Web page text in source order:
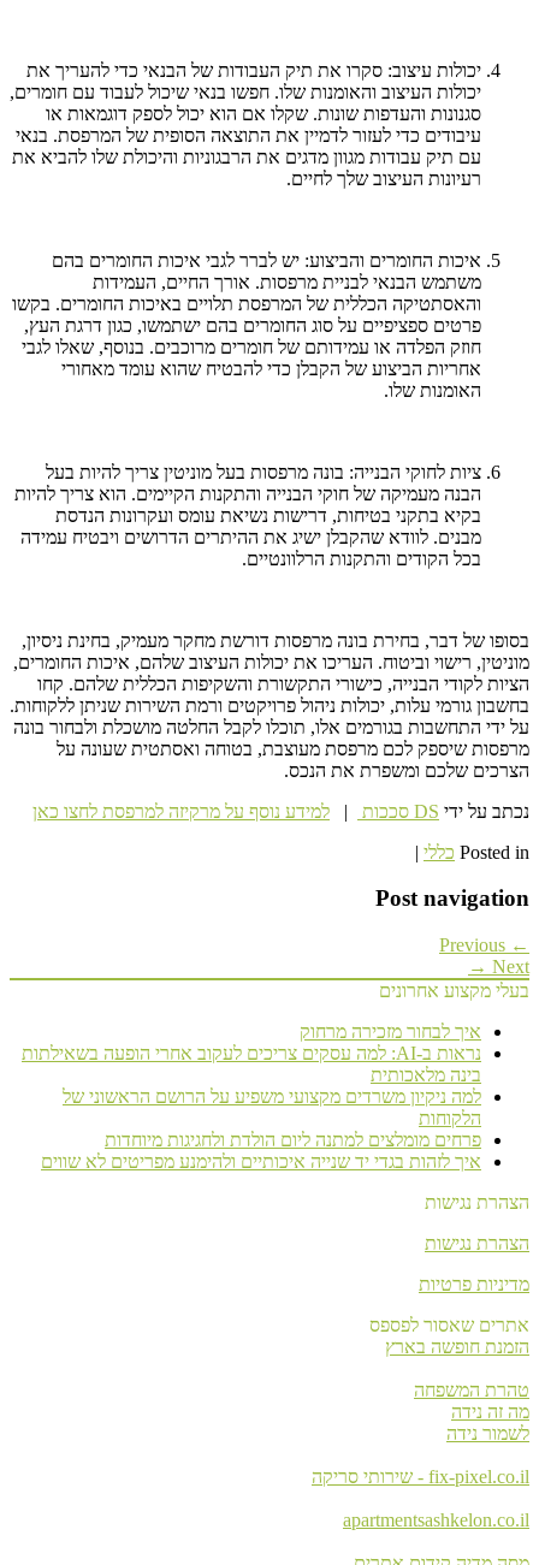
יכולות עיצוב: סקרו את תיק העבודות של הבנאי כדי להעריך את
יכולות העיצוב והאומנות שלו. חפשו בנאי שיכול לעבוד עם חומרים,
סגנונות והעדפות שונות. שקלו אם הוא יכול לספק דוגמאות או
עיבודים כדי לעזור לדמיין את התוצאה הסופית של המרפסת. בנאי
עם תיק עבודות מגוון מדגים את הרבגוניות והיכולת שלו להביא את
רעיונות העיצוב שלך לחיים.
איכות החומרים והביצוע: יש לברר לגבי איכות החומרים בהם
משתמש הבנאי לבניית מרפסות. אורך החיים, העמידות
והאסתטיקה הכללית של המרפסת תלויים באיכות החומרים. בקשו
פרטים ספציפיים על סוג החומרים בהם ישתמשו, כגון דרגת העץ,
חוזק הפלדה או עמידותם של חומרים מרוכבים. בנוסף, שאלו לגבי
אחריות הביצוע של הקבלן כדי להבטיח שהוא עומד מאחורי
האומנות שלו.
ציות לחוקי הבנייה: בונה מרפסות בעל מוניטין צריך להיות בעל
הבנה מעמיקה של חוקי הבנייה והתקנות הקיימים. הוא צריך להיות
בקיא בתקני בטיחות, דרישות נשיאת עומס ועקרונות הנדסת
מבנים. לוודא שהקבלן ישיג את ההיתרים הדרושים ויבטיח עמידה
בכל הקודים והתקנות הרלוונטיים.
בסופו של דבר, בחירת בונה מרפסות דורשת מחקר מעמיק, בחינת ניסיון,
מוניטין, רישוי וביטוח. העריכו את יכולות העיצוב שלהם, איכות החומרים,
הציות לקודי הבנייה, כישורי התקשורת והשקיפות הכללית שלהם. קחו
בחשבון גורמי עלות, יכולות ניהול פרויקטים ורמת השירות שניתן ללקוחות.
על ידי התחשבות בגורמים אלו, תוכלו לקבל החלטה מושכלת ולבחור בונה
מרפסות שיספק לכם מרפסת מעוצבת, בטוחה ואסתטית שעונה על
הצרכים שלכם ומשפרת את הנכס.
נכתב על ידי DS סככות | למידע נוסף על מרקיזה למרפסת לחצו כאן
Posted in כללי |
Post navigation
← Previous
Next →
בעלי מקצוע אחרונים
איך לבחור מזכירה מרחוק
נראות ב-AI: למה עסקים צריכים לעקוב אחרי הופעה בשאילתות
בינה מלאכותית
למה ניקיון משרדים מקצועי משפיע על הרושם הראשוני של
הלקוחות
פרחים מומלצים למתנה ליום הולדת ולחגיגות מיוחדות
איך לזהות בגדי יד שנייה איכותיים ולהימנע מפריטים לא שווים
הצהרת נגישות
הצהרת נגישות
מדיניות פרטיות
אתרים שאסור לפספס
הזמנת חופשה בארץ
טהרת המשפחה
מה זה נידה
לשמור נידה
fix-pixel.co.il - שירותי סריקה
apartmentsashkelon.co.il